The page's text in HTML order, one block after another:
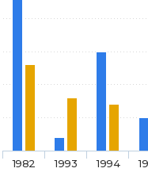
1982 1993 1994